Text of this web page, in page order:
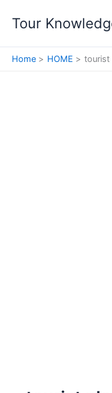
Tour
Home HOME tourist